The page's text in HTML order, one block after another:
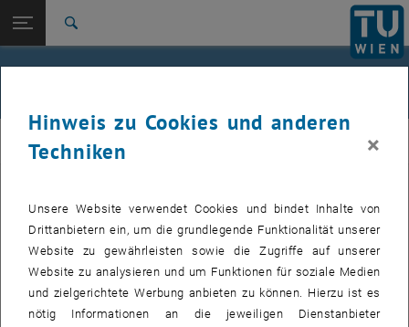
TU Login
Studium
International
Zur 1. Menü Ebene
femTUme
Zurück: Subseiten von femTUme auflisten
Zurück zur letzten Ebene:
femTUme
Jour fixe
femTUme
VERANSTALTUNGEN VOM 17. JULI 2026
04
AUG. 26
04 August 2026 bis
–
Hinweis zu Cookies und anderen
Techniken
×
Unsere Website verwendet Cookies und bindet Inhalte von
Drittanbietern ein, um die grundlegende Funktionalität unserer
Website zu gewährleisten sowie die Zugriffe auf unserer
Website zu analysieren und um Funktionen für soziale Medien
und zielgerichtete Werbung anbieten zu können. Hierzu ist es
nötig Informationen an die jeweiligen Dienstanbieter